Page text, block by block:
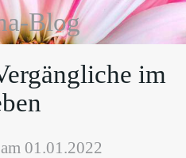
Blog
im
01.01.2022